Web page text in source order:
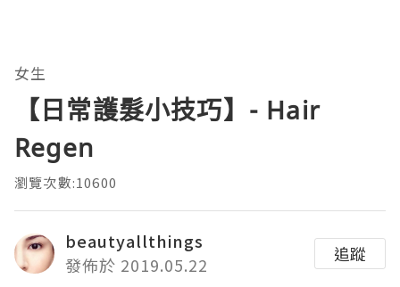
女生
【日常護髮小技巧】- Hair
Regen
瀏覽次數:10600
beautyallthings
發佈於 2019.05.22
追蹤